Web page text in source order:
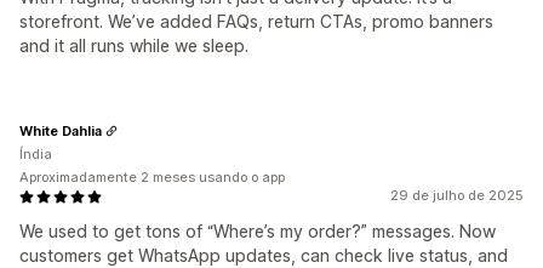
storefront. We’ve added FAQs, return CTAs, promo banners
and it all runs while we sleep.
29 de julho de 2025
We used to get tons of “Where’s my order?” messages. Now
customers get WhatsApp updates, can check live status, and
White Dahlia
Índia
Aproximadamente 2 meses usando o app